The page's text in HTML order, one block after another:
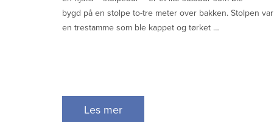
bygd på en stolpe to-tre meter over bakken. Stolpen var
en trestamme som ble kappet og tørket …
Les mer